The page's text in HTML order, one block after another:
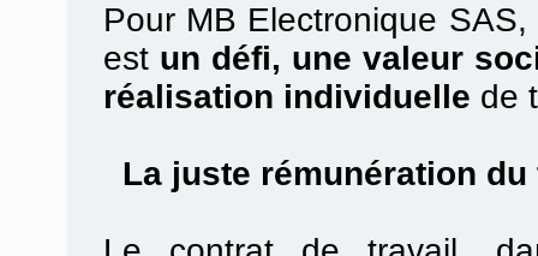
Pour MB Electronique
est un défi, une valeur
réalisation individuelle de
La juste rémunération